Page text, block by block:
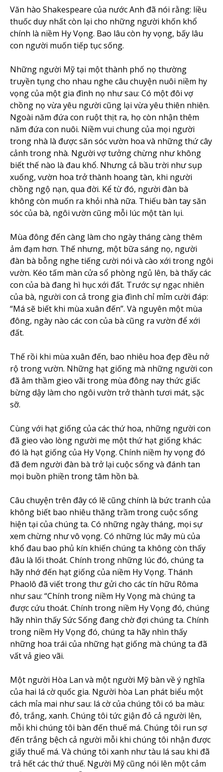
Văn hào Shakespeare của nước Anh đã nói rằng: liều
thuốc duy nhất còn lại cho những người khốn khổ
chính là niềm Hy Vọng. Bao lâu còn hy vọng, bấy lâu
con người muốn tiếp tục sống.
Những người Mỹ tại một thành phố nọ thường
truyền tụng cho nhau nghe câu chuyện nuôi niềm hy
vọng của một gia đình nọ như sau: Có một đôi vợ
chồng nọ vừa yêu người cũng lại vừa yêu thiên nhiên.
Ngoài năm đứa con ruột thịt ra, họ còn nhận thêm
năm đứa con nuôi. Niềm vui chung của mọi người
trong nhà là được săn sóc vườn hoa và những thứ cây
cảnh trong nhà. Người vợ tưởng chừng như không
biết thế nào là đau khổ. Nhưng cả bầu trời như sụp
xuống, vườn hoa trở thành hoang tàn, khi người
chồng ngộ nạn, qua đời. Kể từ đó, người đàn bà
không còn muốn ra khỏi nhà nữa. Thiếu bàn tay săn
sóc của bà, ngôi vườn cũng mỗi lúc một tàn lụi.
Mùa đông đến càng làm cho ngày tháng càng thêm
ảm đạm hơn. Thế nhưng, một bữa sáng nọ, người
đàn bà bỗng nghe tiếng cười nói và cào xới trong ngôi
vườn. Kéo tấm màn cửa sổ phòng ngủ lên, bà thấy các
con của bà đang hì hục xới đất. Trước sự ngạc nhiên
của bà, người con cả trong gia đình chỉ mỉm cười đáp:
“Má sẽ biết khi mùa xuân đến”. Và nguyên một mùa
đông, ngày nào các con của bà cũng ra vườn để xới
đất.
Thế rồi khi mùa xuân đến, bao nhiêu hoa đẹp đều nở
rộ trong vườn. Những hạt giống mà những người con
đã âm thầm gieo vãi trong mùa đông nay thức giấc
bừng dậy làm cho ngôi vườn trở thành tươi mát, sặc
sỡ.
Cùng với hạt giống của các thứ hoa, những người con
đã gieo vào lòng người mẹ một thứ hạt giống khác:
đó là hạt giống của Hy Vọng. Chính niềm hy vọng đó
đã đem người đàn bà trở lại cuộc sống và đánh tan
mọi buồn phiền trong tâm hồn bà.
Câu chuyện trên đây có lẽ cũng chính là bức tranh của
không biết bao nhiêu thăng trầm trong cuộc sống
hiện tại của chúng ta. Có những ngày tháng, mọi sự
xem chừng như vô vọng. Có những lúc mây mù của
khổ đau bao phủ kín khiến chúng ta không còn thấy
đâu là lối thoát. Chính trong những lúc đó, chúng ta
hãy nhớ đến hạt giống của niềm Hy Vọng. Thánh
Phaolô đã viết trong thư gửi cho các tín hữu Rôma
như sau: “Chính trong niềm Hy Vọng mà chúng ta
được cứu thoát. Chính trong niềm Hy Vọng đó, chúng
hãy nhìn thấy Sức Sống đang chờ đợi chúng ta. Chính
trong niềm Hy Vọng đó, chúng ta hãy nhìn thấy
những hoa trái của những hạt giống mà chúng ta đã
vất vả gieo vãi.
Một người Hòa Lan và một người Mỹ bàn về ý nghĩa
của hai lá cờ quốc gia. Người hòa Lan phát biểu một
cách mỉa mai như sau: lá cờ của chúng tôi có ba màu:
đỏ, trắng, xanh. Chúng tôi tức giận đỏ cả người lên,
mỗi khi chúng tôi bàn đến thuế má. Chúng tôi run sợ
đến trắng bệch cả người mỗi khi chúng tôi nhận được
giấy thuế má. Và chúng tôi xanh như tàu lá sau khi đã
trả hết các thứ thuế. Người Mỹ cũng nói lên một cảm